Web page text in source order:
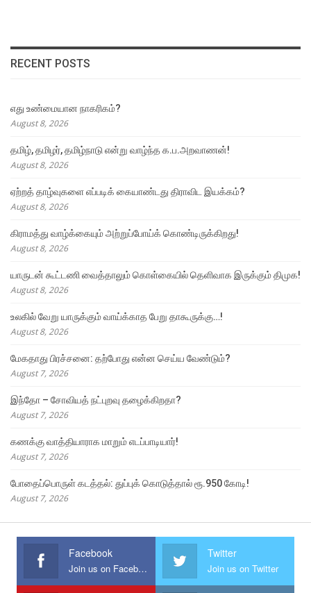
RECENT POSTS
எது உண்மையான நாகரிகம்?
August 8, 2026
தமிழ், தமிழர், தமிழ்நாடு என்று வாழ்ந்த க.ப.அறவாணன்!
August 8, 2026
ஏற்றத் தாழ்வுகளை எப்படிக் கையாண்டது திராவிட இயக்கம்?
August 8, 2026
கிராமத்து வாழ்க்கையும் அற்றுப்போய்க் கொண்டிருக்கிறது!
August 8, 2026
யாருடன் கூட்டணி வைத்தாலும் கொள்கையில் தெளிவாக இருக்கும் திமுக!
August 8, 2026
உலகில் வேறு யாருக்கும் வாய்க்காத பேறு தாகூருக்கு…!
August 8, 2026
மேகதாது பிரச்சனை: தற்போது என்ன செய்ய வேண்டும்?
August 7, 2026
இந்தோ – சோவியத் நட்புறவு தழைக்கிறதா?
August 7, 2026
கணக்கு வாத்தியாராக மாறும் எடப்பாடியார்!
August 7, 2026
போதைப்பொருள் கடத்தல்: துப்புக் கொடுத்தால் ரூ.950 கோடி!
August 7, 2026
Facebook
Join us on Facebook
Twitter
Join us on Twitter